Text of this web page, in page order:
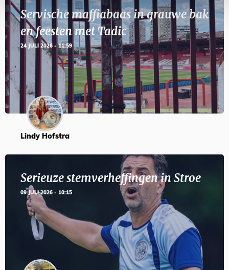
Servische maffiabaas in grauwe bak
en feesten met Tadic
24 JULI 2026 - 11:59
Lindy Hofstra
Serieuze stemverheffingen in Stroe
09 JULI 2026 - 10:15